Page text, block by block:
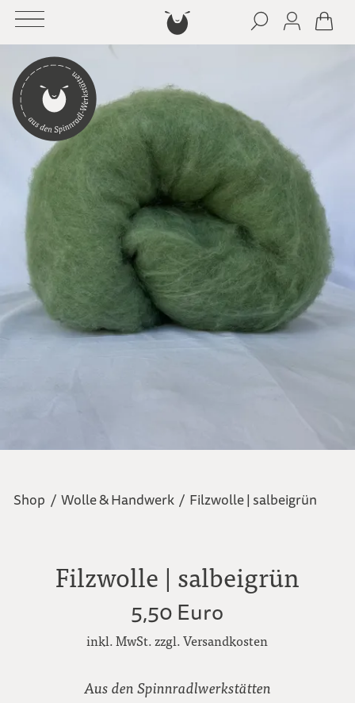
Shop / Wolle & Handwerk / Filzwolle | salbeigrün
Filzwolle | salbeigrün
5,50 Euro
inkl. MwSt. zzgl. Versandkosten
Aus den Spinnradlwerkstätten